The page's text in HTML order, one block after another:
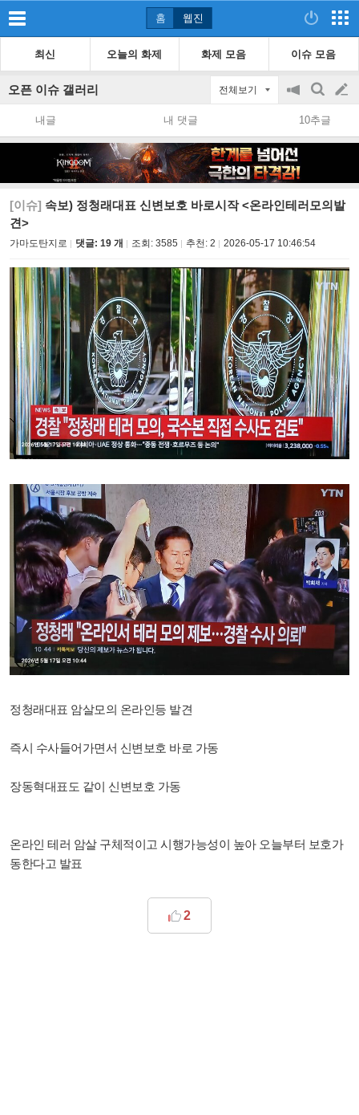
홈 웹진
최신 오늘의 화제 화제 모음 이슈 모음
오픈 이슈 갤러리 전체보기
공
지
on/off
검
색
글
쓰
내글 내 댓글 10추글
[이슈] 속보) 정청래대표 신변보호 바로시작 <온라인테러모의발
견>
가마도탄지로 댓글: 19 개 조회: 3585 추천: 2 2026-05-17 10:46:54
정청래대표 암살모의 온라인등 발견
즉시 수사들어가면서 신변보호 바로 가동
장동혁대표도 같이 신변보호 가동
온라인 테러 암살 구체적이고 시행가능성이 높아 오늘부터 보호가
동한다고 발표
2